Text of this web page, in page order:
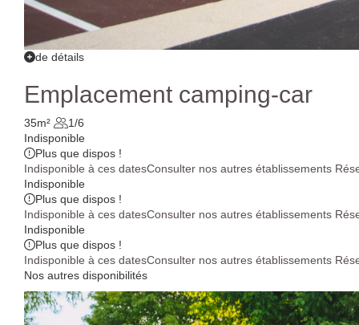
de détails
Emplacement camping-car
35m²
1/6
Indisponible
Plus que dispos !
Indisponible à ces datesConsulter nos autres établissements
Indisponible
Plus que dispos !
Indisponible à ces datesConsulter nos autres établissements
Indisponible
Plus que dispos !
Indisponible à ces datesConsulter nos autres établissements
Nos autres disponibilités